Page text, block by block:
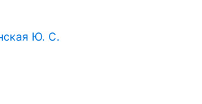
Ю. С.